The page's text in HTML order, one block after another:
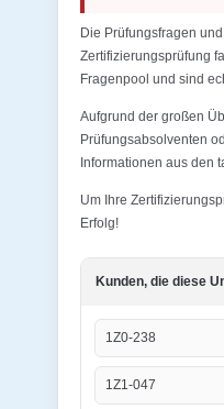
Die Prüfungsfragen
Zertifizierungsprüfung
Fragenpool und sind
Aufgrund der großen
Prüfungsabsolventen
Informationen aus den
Um Ihre
Erfolg!
Kunden, die diese
1Z0-238
1Z1-047